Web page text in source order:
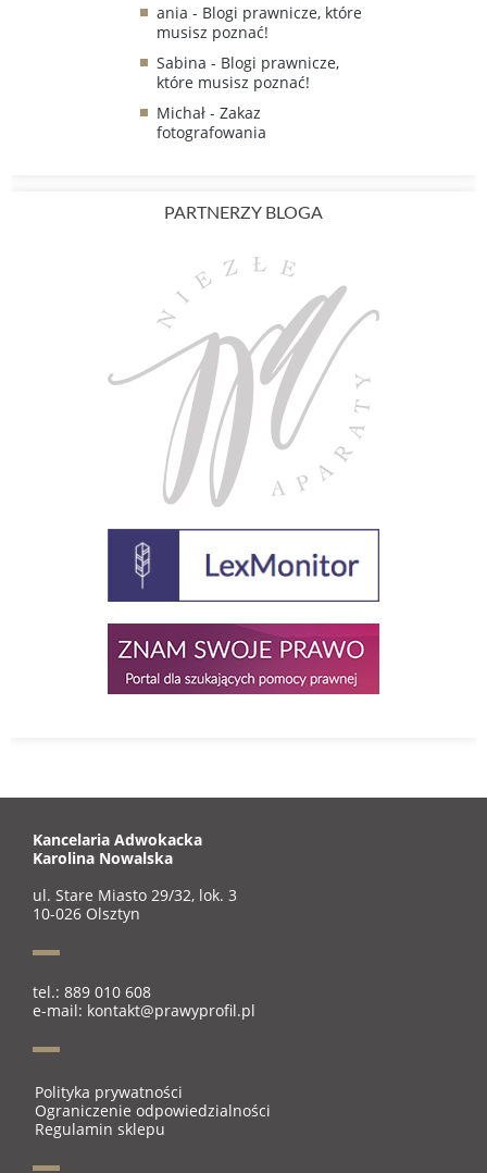
ania - Blogi prawnicze, które
musisz poznać!
Sabina - Blogi prawnicze,
które musisz poznać!
Michał - Zakaz
fotografowania
PARTNERZY BLOGA
Kancelaria Adwokacka
Karolina Nowalska
ul. Stare Miasto 29/32, lok. 3
10-026 Olsztyn
tel.: 889 010 608
e-mail: kontakt@prawyprofil.pl
Polityka prywatności
Ograniczenie odpowiedzialności
Regulamin sklepu